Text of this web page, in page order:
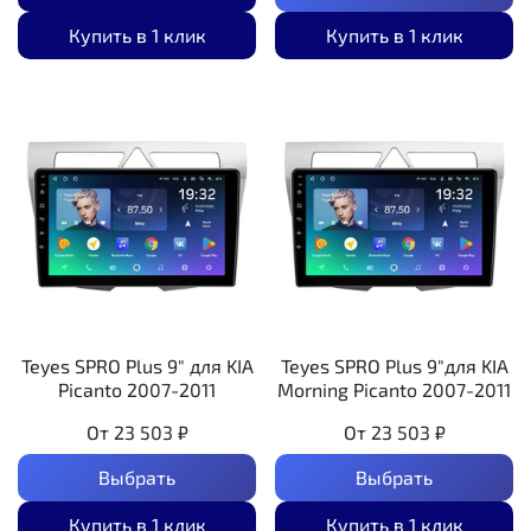
Купить в 1 клик Купить в 1 клик
Teyes SPRO Plus 9" для KIA
Picanto 2007-2011
От 23 503 ₽
Выбрать
Купить в 1 клик
Teyes SPRO Plus 9"для KIA
Morning Picanto 2007-2011
От 23 503 ₽
Выбрать
Купить в 1 клик